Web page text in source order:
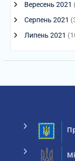
Вересень 2021
Серпень 2021
Липень 2021